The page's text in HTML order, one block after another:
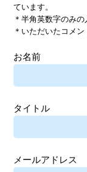
ています。
＊半角英数字のみの
＊いただいたコメ
お名前
タイトル
メールアドレス